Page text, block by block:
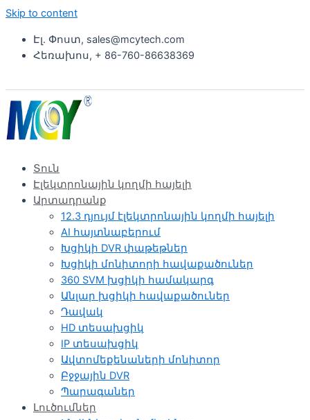
Skip to content
Էլ. Փոստ, sales@mcytech.com
Հեռախոս, + 86-760-86638369
Տուն
Էլեկտրոնային կողմի հայելի
Արտադրանք
12.3 դյույմ էլեկտրոնային կողմի հայելի
AI հայտնաբերում
Խցիկի DVR փաթեթներ
Խցիկի մոնիտորի հավաքածուներ
360 SVM խցիկի համակարգ
Անլար խցիկի հավաքածուներ
Դավակ
HD տեսախցիկ
IP տեսախցիկ
Ավտոմեքենաների մոնիտոր
Բջջային DVR
Պարագաներ
Լուծումներ